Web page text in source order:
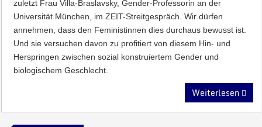
zuletzt Frau Villa-Braslavsky, Gender-Professorin an der
Universität München, im ZEIT-Streitgespräch. Wir dürfen
annehmen, dass den Feministinnen dies durchaus bewusst ist.
Und sie versuchen davon zu profitiert von diesem Hin- und
Herspringen zwischen sozial konstruiertem Gender und
biologischem Geschlecht.
Weiterlesen